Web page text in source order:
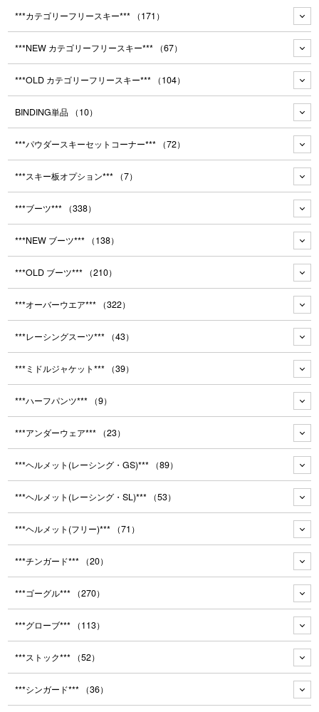
***カテゴリーフリースキー*** （171）
***NEW カテゴリーフリースキー*** （67）
***OLD カテゴリーフリースキー*** （104）
BINDING単品 （10）
***パウダースキーセットコーナー*** （72）
***スキー板オプション*** （7）
***ブーツ*** （338）
***NEW ブーツ*** （138）
***OLD ブーツ*** （210）
***オーバーウエア*** （322）
***レーシングスーツ*** （43）
***ミドルジャケット*** （39）
***ハーフパンツ*** （9）
***アンダーウェア*** （23）
***ヘルメット(レーシング・GS)*** （89）
***ヘルメット(レーシング・SL)*** （53）
***ヘルメット(フリー)*** （71）
***チンガード*** （20）
***ゴーグル*** （270）
***グローブ*** （113）
***ストック*** （52）
***シンガード*** （36）